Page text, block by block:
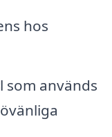
hos
som används